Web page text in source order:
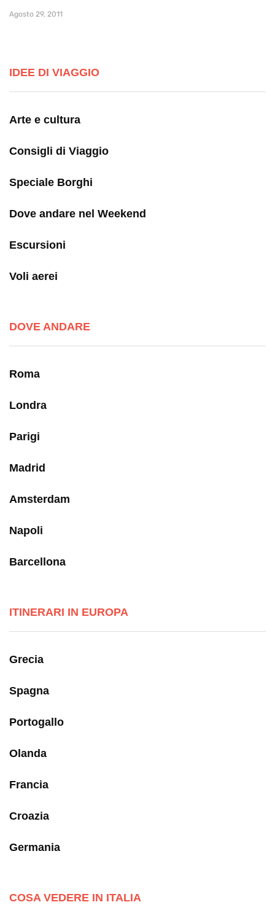
Agosto 29, 2011
IDEE DI VIAGGIO
Arte e cultura
Consigli di Viaggio
Speciale Borghi
Dove andare nel Weekend
Escursioni
Voli aerei
DOVE ANDARE
Roma
Londra
Parigi
Madrid
Amsterdam
Napoli
Barcellona
ITINERARI IN EUROPA
Grecia
Spagna
Portogallo
Olanda
Francia
Croazia
Germania
COSA VEDERE IN ITALIA